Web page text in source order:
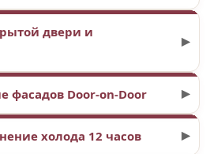
двери и
фасадов Door-on-Door
холода 12 часов